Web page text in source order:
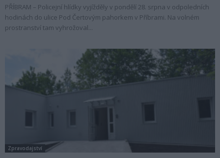
PŘÍBRAM – Policejní hlídky vyjížděly v pondělí 28. srpna v odpoledních
hodinách do ulice Pod Čertovým pahorkem v Příbrami. Na volném
prostranství tam vyhrožoval...
Zpravodajství